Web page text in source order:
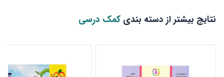
نتایج بیشتر از دسته بندی کمک درسی